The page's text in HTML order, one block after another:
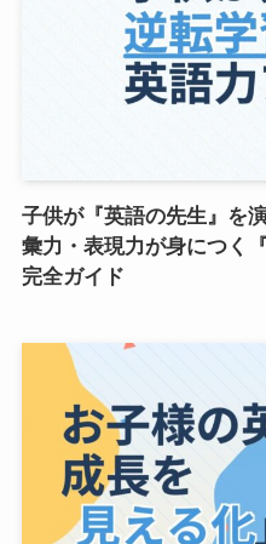
子供が『英語の先生』を
彙力・表現力が身につく
完全ガイド